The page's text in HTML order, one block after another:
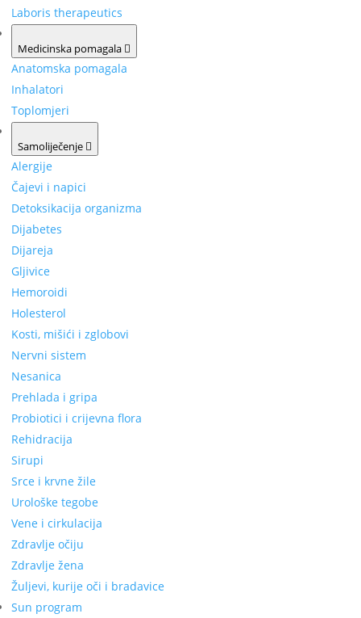
Laboris therapeutics
Medicinska pomagala
Anatomska pomagala
Inhalatori
Toplomjeri
Samoliječenje
Alergije
Čajevi i napici
Detoksikacija organizma
Dijabetes
Dijareja
Gljivice
Hemoroidi
Holesterol
Kosti, mišići i zglobovi
Nervni sistem
Nesanica
Prehlada i gripa
Probiotici i crijevna flora
Rehidracija
Sirupi
Srce i krvne žile
Urološke tegobe
Vene i cirkulacija
Zdravlje očiju
Zdravlje žena
Žuljevi, kurije oči i bradavice
Sun program